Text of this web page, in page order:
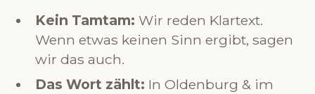
Kein Tamtam: Wir reden Klartext.
Wenn etwas keinen Sinn ergibt, sagen
wir das auch.
Das Wort zählt: In Oldenburg & im